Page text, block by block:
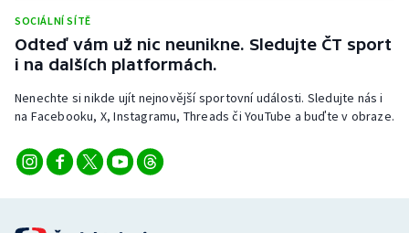
Short track
Sportovní střelba
Stolní tenis
Triatlon
SOCIÁLNÍ SÍTĚ
Odteď vám už nic neunikne. Sledujte ČT sport
i na dalších platformách.
Nenechte si nikde ujít nejnovější sportovní události. Sledujte nás i
na Facebooku, X, Instagramu, Threads či YouTube a buďte v obraze.